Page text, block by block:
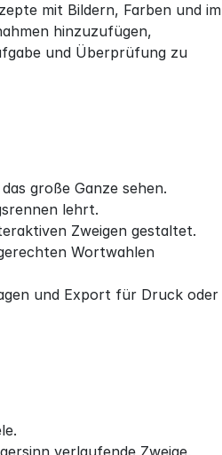
mit Bildern, Farben und im
hinzuzufügen,
und Überprüfung zu
große Ganze sehen.
lehrt.
Zweigen gestaltet.
Wortwahlen
und Export für Druck oder
verlaufende Zweige,